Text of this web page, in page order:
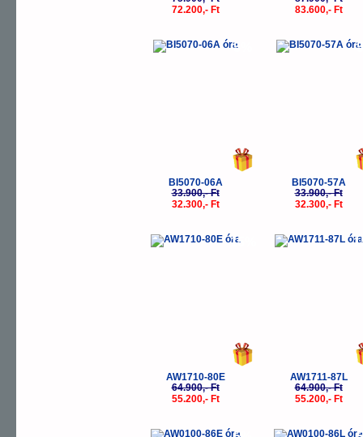
72.200,- Ft
83.600,- Ft
-5%
BI5070-06A
33.900,- Ft
32.300,- Ft
-
BI5070-57A
33.900,- Ft
32.300,- Ft
-15%
AW1710-80E
64.900,- Ft
55.200,- Ft
-
AW1711-87L
64.900,- Ft
55.200,- Ft